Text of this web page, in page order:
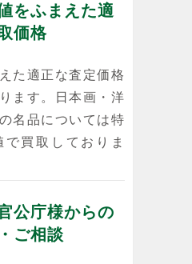
をふまえた適
価格
た適正な査定価格
ます。日本画・洋
名品については特
買取しておりま
公庁様からの
ご相談